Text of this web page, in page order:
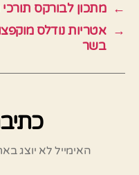
← מתכון לבורקס
→ אטריות נודלס
בשר
האימייל לא יוצג